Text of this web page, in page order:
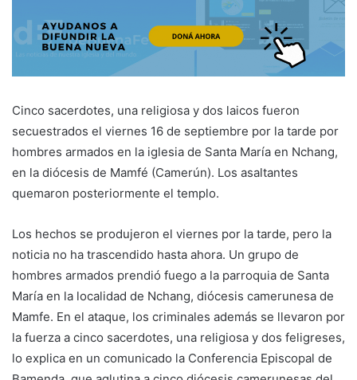
Cinco sacerdotes, una religiosa y dos laicos fueron
secuestrados el viernes 16 de septiembre por la tarde por
hombres armados en la iglesia de Santa María en Nchang,
en la diócesis de Mamfé (Camerún). Los asaltantes
quemaron posteriormente el templo.
Los hechos se produjeron el viernes por la tarde, pero la
noticia no ha trascendido hasta ahora. Un grupo de
hombres armados prendió fuego a la parroquia de Santa
María en la localidad de Nchang, diócesis camerunesa de
Mamfe. En el ataque, los criminales además se llevaron por
la fuerza a cinco sacerdotes, una religiosa y dos feligreses,
lo explica en un comunicado la Conferencia Episcopal de